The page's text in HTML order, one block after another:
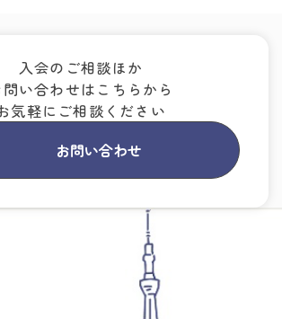
入会のご相談ほか
問い合わせはこちらから
気軽にご相談ください
お問い合わせ